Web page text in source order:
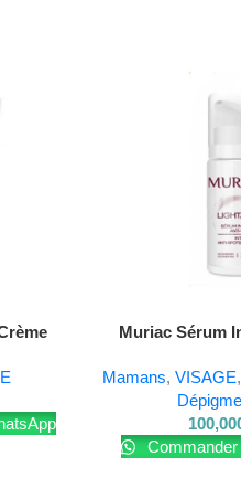
complète. À utiliser seule
Muriac Sérum
Mamans, VISAGE,